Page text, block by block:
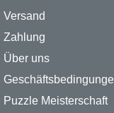
Versand
Zahlung
Über uns
Puzzle Meisterschaft